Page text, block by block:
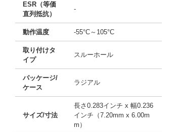
ESR（等価
直列抵抗）
-
動作温度 -55°C～105°C
取り付けタ
イプ
スルーホール
パッケージ/
ケース
ラジアル
サイズ/寸法
長さ0.283インチ x 幅0.236
インチ（7.20mm x 6.00m
m）